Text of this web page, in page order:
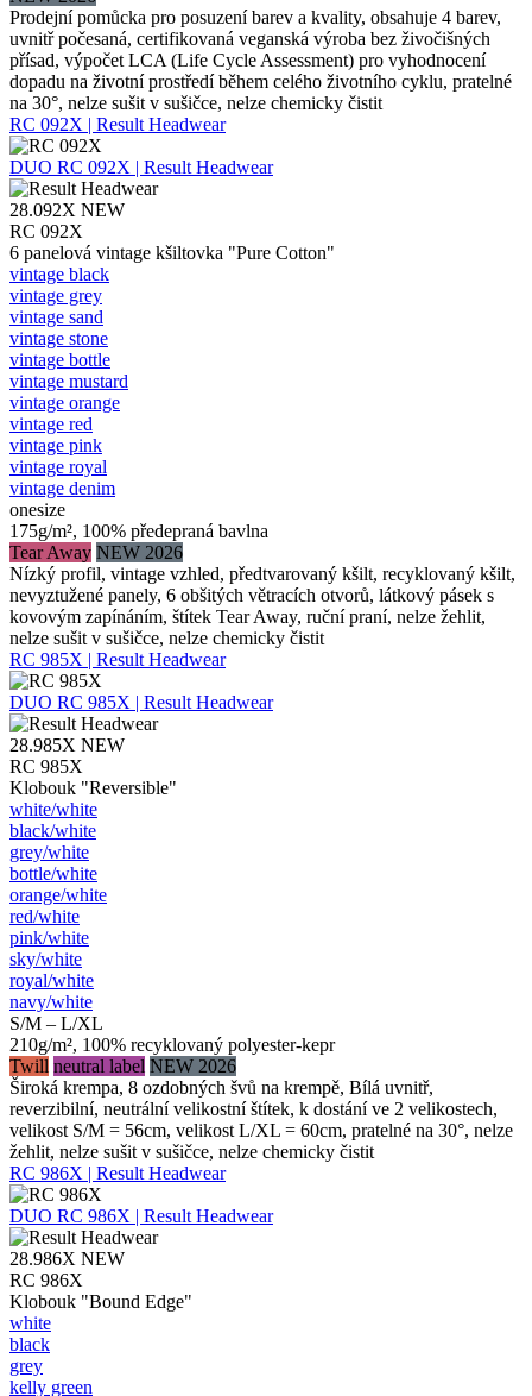
Prodejní pomůcka pro posuzení barev a kvality, obsahuje 4 barev,
uvnitř počesaná, certifikovaná veganská výroba bez živočišných
přísad, výpočet LCA (Life Cycle Assessment) pro vyhodnocení
dopadu na životní prostředí během celého životního cyklu, pratelné
na 30°, nelze sušit v sušičce, nelze chemicky čistit
RC 092X | Result Headwear
DUO RC 092X | Result Headwear
28.092X NEW
RC 092X
6 panelová vintage kšiltovka "Pure Cotton"
vintage black
vintage grey
vintage sand
vintage stone
vintage bottle
vintage mustard
vintage orange
vintage red
vintage pink
vintage royal
vintage denim
onesize
175g/m², 100% předepraná bavlna
Tear Away NEW 2026
Nízký profil, vintage vzhled, předtvarovaný kšilt, recyklovaný kšilt,
nevyztužené panely, 6 obšitých větracích otvorů, látkový pásek s
kovovým zapínáním, štítek Tear Away, ruční praní, nelze žehlit,
nelze sušit v sušičce, nelze chemicky čistit
RC 985X | Result Headwear
DUO RC 985X | Result Headwear
28.985X NEW
RC 985X
Klobouk "Reversible"
white/​white
black/​white
grey/​white
bottle/​white
orange/​white
red/​white
pink/​white
sky/​white
royal/​white
navy/​white
S/M – L/XL
210g/m², 100% recyklovaný polyester-kepr
Twill neutral label NEW 2026
Široká krempa, 8 ozdobných švů na krempě, Bílá uvnitř,
reverzibilní, neutrální velikostní štítek, k dostání ve 2 velikostech,
velikost S/M = 56cm, velikost L/XL = 60cm, pratelné na 30°, nelze
žehlit, nelze sušit v sušičce, nelze chemicky čistit
RC 986X | Result Headwear
DUO RC 986X | Result Headwear
28.986X NEW
RC 986X
Klobouk "Bound Edge"
white
black
grey
kelly green